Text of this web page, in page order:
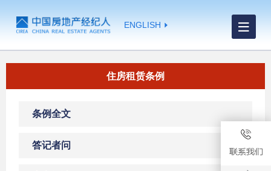
ENGLISH
住房租赁条例
条例全文
答记者问